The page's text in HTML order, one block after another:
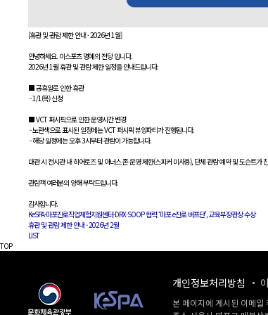
[휴관 및 관람 제한 안내 - 2026년 1월]
안녕하세요. 이스포츠 명예의 전당 입니다.
2026년 1월 휴관 및 관람 제한 일정을 안내드립니다.
■ 공휴일로 인한 휴관
- 1/1(목) 신정
■ VCT 퍼시픽으로 인한 운영시간 변경
- 노란색으로 표시된 일정에는 VCT 퍼시픽 뷰잉파티가 진행됩니다.
- 해당 일정에는 오후 3시부터 관람이 가능합니다.
대관 시 전시관 내 히어로즈 및 아너스 존 운영 제한(스피커 미사용), 단체 관람 예약 및 도슨트가
관람객 여러분의 양해 부탁드립니다.
감사합니다.
KeSPA·마포진로직업체험지원센터·DRX·SOOP 협력 ‘마포 e진로 버프단’, 교육부장관상 수상
휴관 및 관람 제한 안내 - 2026년 2월
LIST
TOP
개인정보처리방침
본 페이지에 게시된 이메일